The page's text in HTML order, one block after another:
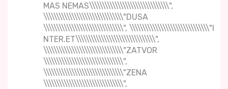
MAS NEMAS\\\\\\\\\\\\\\\\\\\\\\\\\\\\\\\",
\\\\\\\\\\\\\\\\\\\\\\\\\\\\\\\"DUSA
\\\\\\\\\\\\\\\\\\\\\\\\\\\\\\\", \\\\\\\\\\\\\\\\\\\\\\\\\\\\\\\"I
NTER.ET\\\\\\\\\\\\\\\\\\\\\\\\\\\\\\\",
\\\\\\\\\\\\\\\\\\\\\\\\\\\\\\\"ZATVOR
\\\\\\\\\\\\\\\\\\\\\\\\\\\\\\\",
\\\\\\\\\\\\\\\\\\\\\\\\\\\\\\\"ZENA
\\\\\\\\\\\\\\\\\\\\\\\\\\\\\\\",